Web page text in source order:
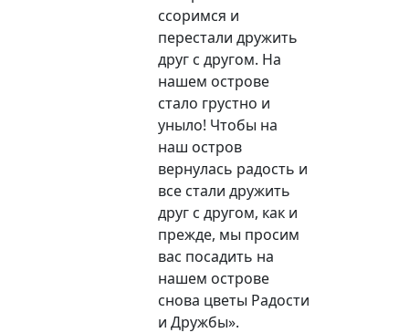
ссоримся и
перестали дружить
друг с другом. На
нашем острове
стало грустно и
уныло! Чтобы на
наш остров
вернулась радость и
все стали дружить
друг с другом, как и
прежде, мы просим
вас посадить на
нашем острове
снова цветы Радости
и Дружбы».